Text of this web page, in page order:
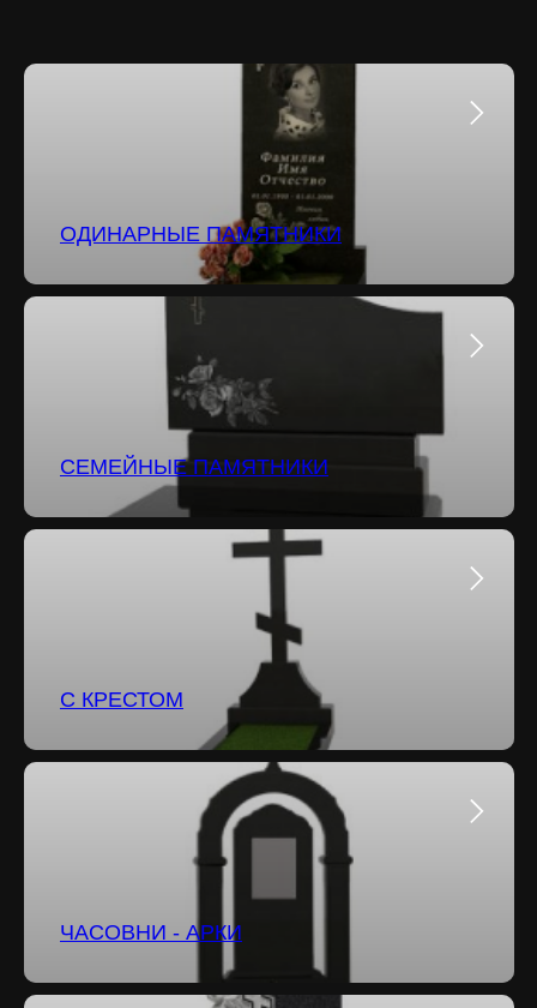
ОДИНАРНЫЕ ПАМЯТНИКИ
СЕМЕЙНЫЕ ПАМЯТНИКИ
С КРЕСТОМ
ЧАСОВНИ - АРКИ